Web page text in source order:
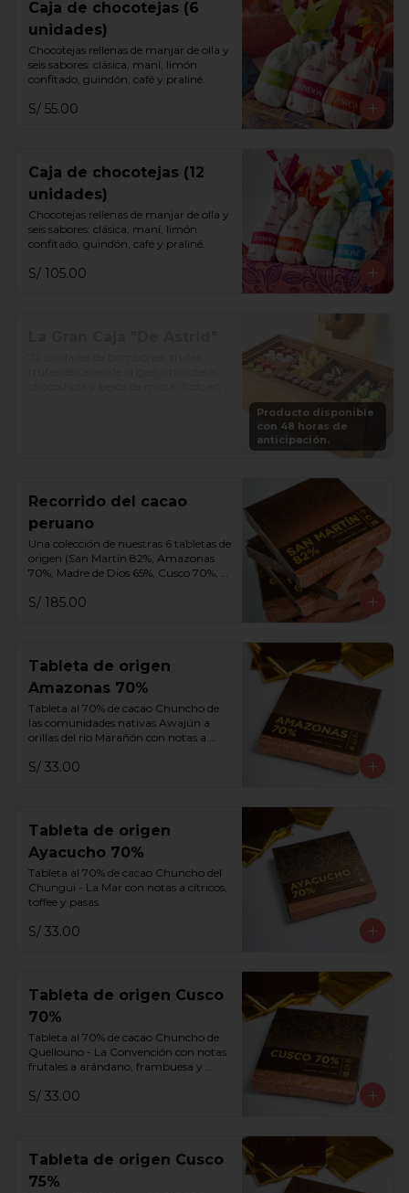
Caja de chocotejas (6
unidades)
Chocotejas rellenas de manjar de olla y
seis sabores: clásica, maní, limón
confitado, guindón, café y praliné.
S/ 55.00
Caja de chocotejas (12
unidades)
Chocotejas rellenas de manjar de olla y
seis sabores: clásica, maní, limón
confitado, guindón, café y praliné.
S/ 105.00
Producto disponible
con 48 horas de
anticipación.
Recorrido del cacao
peruano
Una colección de nuestras 6 tabletas de
origen (San Martín 82%, Amazonas
70%, Madre de Dios 65%, Cusco 70%,
S/ 185.00
Tableta de origen
Amazonas 70%
Tableta al 70% de cacao Chuncho de
las comunidades nativas Awajún a
orillas del río Marañón con notas a
blancas.
S/ 33.00
Tableta de origen
Ayacucho 70%
Tableta al 70% de cacao Chuncho del
Chungui - La Mar con notas a cítricos,
toffee y pasas.
S/ 33.00
Tableta de origen Cusco
70%
Tableta al 70% de cacao Chuncho de
Quellouno - La Convención con notas
frutales a arándano, frambuesa y
S/ 33.00
Tableta de origen Cusco
75%